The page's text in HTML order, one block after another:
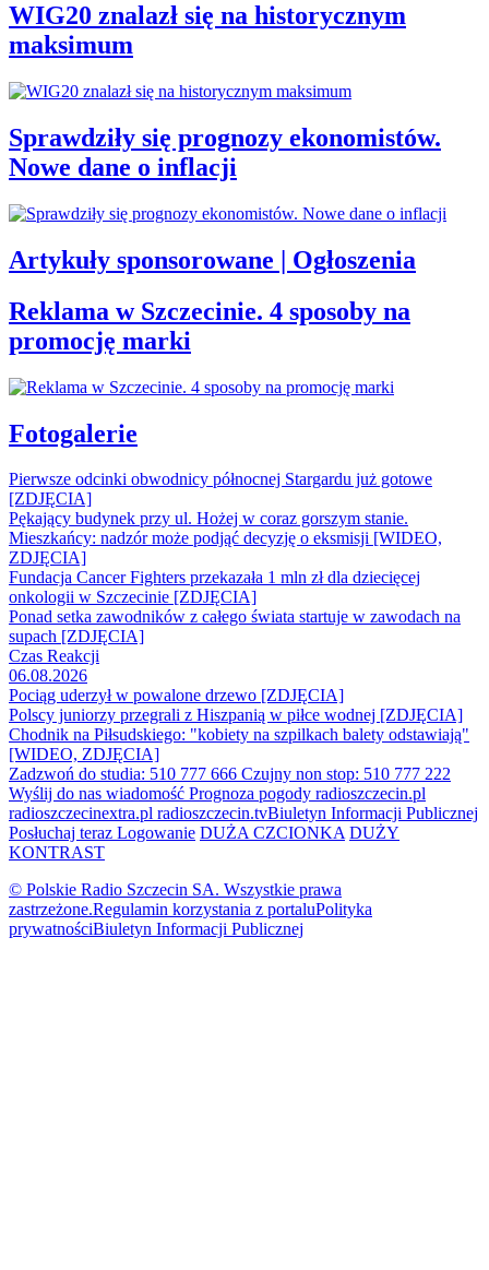
WIG20 znalazł się na historycznym
maksimum
Sprawdziły się prognozy ekonomistów.
Nowe dane o inflacji
Artykuły sponsorowane | Ogłoszenia
Reklama w Szczecinie. 4 sposoby na
promocję marki
Fotogalerie
Pierwsze odcinki obwodnicy północnej Stargardu już gotowe
[ZDJĘCIA]
Pękający budynek przy ul. Hożej w coraz gorszym stanie.
Mieszkańcy: nadzór może podjąć decyzję o eksmisji [WIDEO,
ZDJĘCIA]
Fundacja Cancer Fighters przekazała 1 mln zł dla dziecięcej
onkologii w Szczecinie [ZDJĘCIA]
Ponad setka zawodników z całego świata startuje w zawodach na
supach [ZDJĘCIA]
Czas Reakcji
06.08.2026
Pociąg uderzył w powalone drzewo [ZDJĘCIA]
Polscy juniorzy przegrali z Hiszpanią w piłce wodnej [ZDJĘCIA]
Chodnik na Piłsudskiego: "kobiety na szpilkach balety odstawiają"
[WIDEO, ZDJĘCIA]
Zadzwoń do studia: 510 777 666 Czujny non stop: 510 777 222
Wyślij do nas wiadomość Prognoza pogody radioszczecin.pl
radioszczecinextra.pl radioszczecin.tvBiuletyn Informacji Publicznej
Posłuchaj teraz Logowanie DUŻA CZCIONKA DUŻY
KONTRAST
© Polskie Radio Szczecin SA. Wszystkie prawa
zastrzeżone.Regulamin korzystania z portaluPolityka
prywatnościBiuletyn Informacji Publicznej